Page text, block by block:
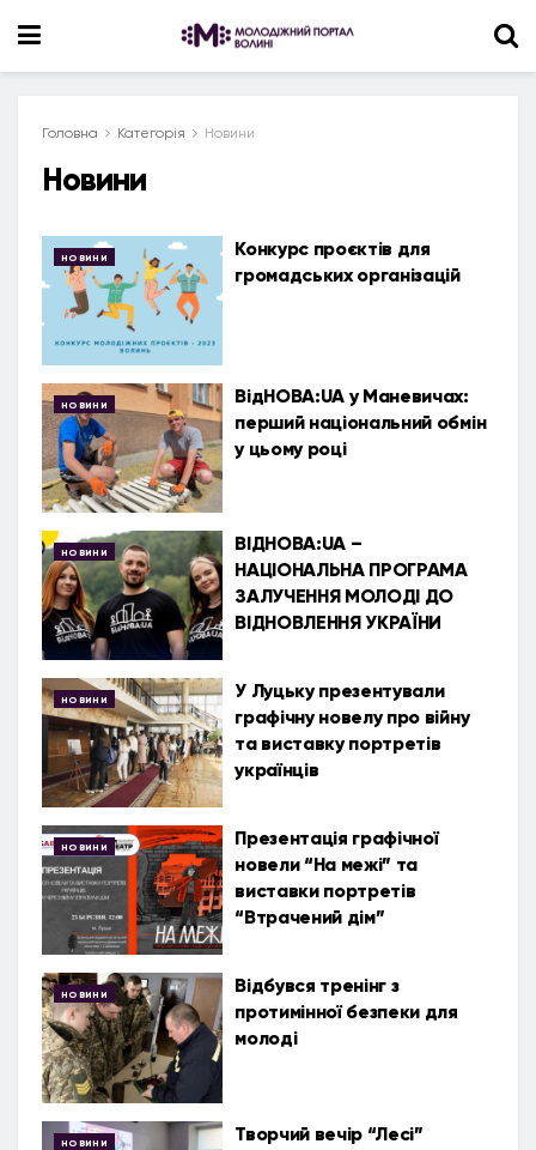
Головна Категорія Новини
Новини
НОВИНИ
Конкурс проєктів для
громадських організацій
НОВИНИ
ВідНОВА:UA у Маневичах:
перший національний обмін
у цьому році
НОВИНИ
ВІДНОВА:UA –
НАЦІОНАЛЬНА ПРОГРАМА
ЗАЛУЧЕННЯ МОЛОДІ ДО
ВІДНОВЛЕННЯ УКРАЇНИ
НОВИНИ
У Луцьку презентували
графічну новелу про війну
та виставку портретів
українців
НОВИНИ
Презентація графічної
новели “На межі” та
виставки портретів
“Втрачений дім”
НОВИНИ
Відбувся тренінг з
протимінної безпеки для
молоді
НОВИНИ Творчий вечір “Лесі”